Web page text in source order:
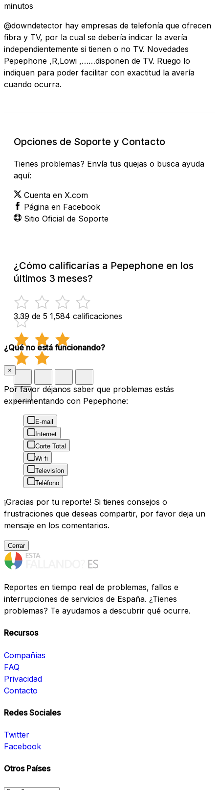
minutos
@downdetector hay empresas de telefonía que ofrecen
fibra y TV, por la cual se debería indicar la avería
independientemente si tienen o no TV. Novedades
Pepephone ,R,Lowi ,……disponen de TV. Ruego lo
indiquen para poder facilitar con exactitud la avería
cuando ocurra.
Opciones de Soporte y Contacto
Tienes problemas? Envía tus quejas o busca ayuda
aquí:
Cuenta en X.com
Página en Facebook
Sitio Oficial de Soporte
¿Cómo calificarías a Pepephone en los
últimos 3 meses?
3.39 de 5 1,584 calificaciones
¿Qué no está funcionando?
×
Por favor déjanos saber que problemas estás
experimentando con Pepephone:
E-mail
Internet
Corte Total
Wi-fi
Televisíon
Teléfono
¡Gracias por tu reporte! Si tienes consejos o
frustraciones que deseas compartir, por favor deja un
mensaje en los comentarios.
Cerrar
Reportes en tiempo real de problemas, fallos e
interrupciones de servicios de España. ¿Tienes
problemas? Te ayudamos a descubrir qué ocurre.
Recursos
Compañías
FAQ
Privacidad
Contacto
Redes Sociales
Twitter
Facebook
Otros Países